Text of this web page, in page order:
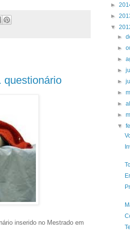
questionário
inserido no Mestrado em
►
►
▼
►
►
►
►
►
►
►
►
▼